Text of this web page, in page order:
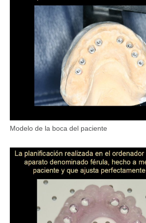
Modelo de la boca del paciente